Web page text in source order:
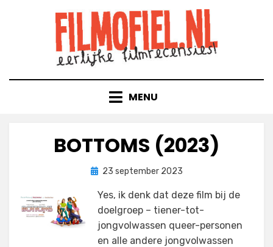
MENU
BOTTOMS (2023)
doorFilmofiel.nl
Geplaatst
23 september 2023
Yes, ik denk dat deze film bij de
doelgroep – tiener-tot-
jongvolwassen queer-personen
en alle andere jongvolwassen